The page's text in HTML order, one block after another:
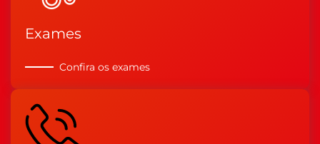
Exames
Confira os exames